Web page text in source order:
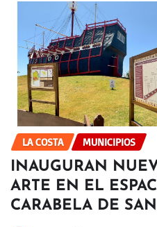
LA COSTA MUNICIPIOS
INAUGURAN
ARTE EN EL
CARABELA DE